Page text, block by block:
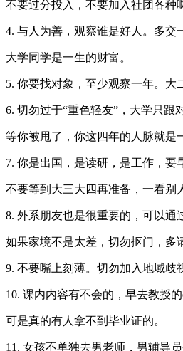
不要过分投入，不要加入社团各种
4. 与人为善，观察谁是好人。多交
大学同学是一生的财富。
5. 你要找对象，至少观察一年。大
6. 切勿过于“重色轻友”，大学只跟
等你被甩了，你这四年的人脉就是
7. 你是出国，是读研，是工作，要
不要等到大三大四再准备，一看别
8. 外系朋友也是很重要的，可以通
如果家境不是太差，切勿抠门，多
9. 不要嘴上刻薄。切勿加入地域歧
10. 课内内容有不会的，早去教授
可是真的有人拿不到毕业证的。
11. 女孩不单独去男老师，男辅导